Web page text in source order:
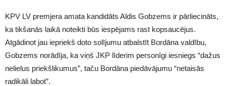
KPV LV premjera amata kandidāts Aldis Gobzems ir pārliecināts,
ka tikšanās laikā noteikti būs iespējams rast kopsaucējus.
Atgādinot jau iepriekš doto solījumu atbalstīt Bordāna valdību,
Gobzems norādīja, ka viņš JKP līderim personīgi iesniegs “dažus
nelielus priekšlikumus”, taču Bordāna piedāvājumu “netaisās
radikāli labot”.